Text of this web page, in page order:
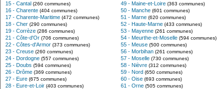
15 - Cantal (260 communes)
16 - Charente (404 communes)
17 - Charente-Maritime (472 communes)
18 - Cher (290 communes)
19 - Corrèze (286 communes)
21 - Côte-d'Or (706 communes)
22 - Côtes-d'Armor (373 communes)
23 - Creuse (260 communes)
24 - Dordogne (557 communes)
25 - Doubs (594 communes)
26 - Drôme (369 communes)
27 - Eure (675 communes)
28 - Eure-et-Loir (403 communes)
49 - Maine-et-Loire (363 communes)
50 - Manche (601 communes)
51 - Marne (620 communes)
52 - Haute-Marne (433 communes)
53 - Mayenne (261 communes)
54 - Meurthe-et-Moselle (594 communes)
55 - Meuse (500 communes)
56 - Morbihan (261 communes)
57 - Moselle (730 communes)
58 - Nièvre (312 communes)
59 - Nord (650 communes)
60 - Oise (693 communes)
61 - Orne (505 communes)